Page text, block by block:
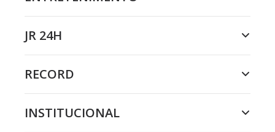
JR 24H
RECORD
INSTITUCIONAL